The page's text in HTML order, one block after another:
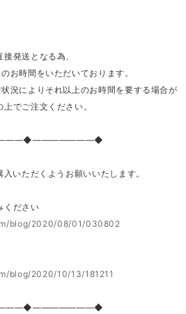
発送となる為、
お時間をいただいております。
況によりそれ以上のお時間を要する場合が
でご注文ください。
いただくようお願いいたします。
ください
blog/2020/08/01/030802
blog/2020/10/13/181211